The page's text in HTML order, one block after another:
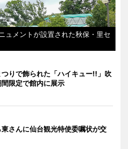
ュメントが設置された秋保・里セ
りで飾られた「ハイキュー!!」吹
間限定で館内に展示
さんに仙台観光特使委嘱状が交